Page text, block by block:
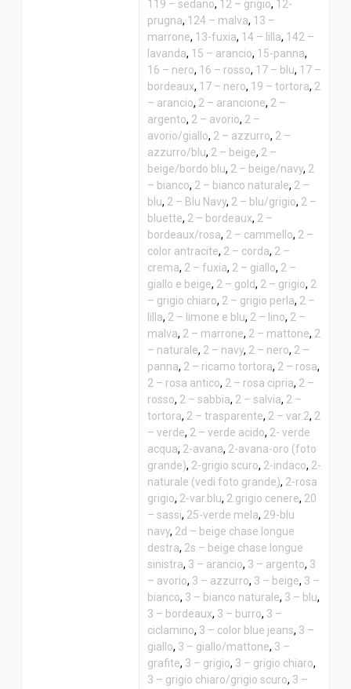
119 – sedano, 12 – grigio, 12-
prugna, 124 – malva, 13 –
marrone, 13-fuxia, 14 – lilla, 142 –
lavanda, 15 – arancio, 15-panna,
16 – nero, 16 – rosso, 17 – blu, 17 –
bordeaux, 17 – nero, 19 – tortora, 2
– arancio, 2 – arancione, 2 –
argento, 2 – avorio, 2 –
avorio/giallo, 2 – azzurro, 2 –
azzurro/blu, 2 – beige, 2 –
beige/bordo blu, 2 – beige/navy, 2
– bianco, 2 – bianco naturale, 2 –
blu, 2 – Blu Navy, 2 – blu/grigio, 2 –
bluette, 2 – bordeaux, 2 –
bordeaux/rosa, 2 – cammello, 2 –
color antracite, 2 – corda, 2 –
crema, 2 – fuxia, 2 – giallo, 2 –
giallo e beige, 2 – gold, 2 – grigio, 2
– grigio chiaro, 2 – grigio perla, 2 –
lilla, 2 – limone e blu, 2 – lino, 2 –
malva, 2 – marrone, 2 – mattone, 2
– naturale, 2 – navy, 2 – nero, 2 –
panna, 2 – ricamo tortora, 2 – rosa,
2 – rosa antico, 2 – rosa cipria, 2 –
rosso, 2 – sabbia, 2 – salvia, 2 –
tortora, 2 – trasparente, 2 – var.2, 2
– verde, 2 – verde acido, 2- verde
acqua, 2-avana, 2-avana-oro (foto
grande), 2-grigio scuro, 2-indaco, 2-
naturale (vedi foto grande), 2-rosa
grigio, 2-var.blu, 2.grigio cenere, 20
– sassi, 25-verde mela, 29-blu
navy, 2d – beige chase longue
destra, 2s – beige chase longue
sinistra, 3 – arancio, 3 – argento, 3
– avorio, 3 – azzurro, 3 – beige, 3 –
bianco, 3 – bianco naturale, 3 – blu,
3 – bordeaux, 3 – burro, 3 –
ciclamino, 3 – color blue jeans, 3 –
giallo, 3 – giallo/mattone, 3 –
grafite, 3 – grigio, 3 – grigio chiaro,
3 – grigio chiaro/grigio scuro, 3 –